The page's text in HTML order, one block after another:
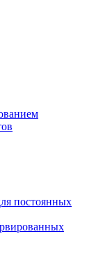
постоянных